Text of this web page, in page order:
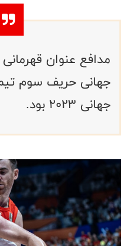
مدافع عنوان
جهانی حریف سوم
جهانی ۲۰۲۳ بود.